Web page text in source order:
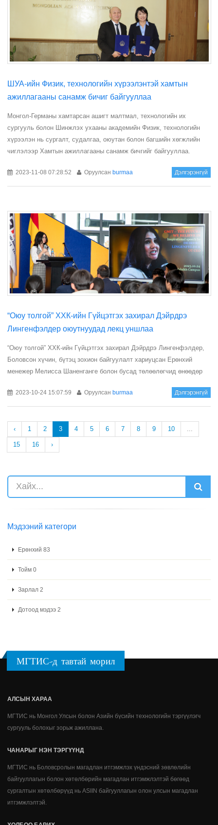
ШУА-ийн Физик, технологийн хүрээлэнтэй хамтын
ажиллагааны санамж бичиг байгууллаа
Монгол-Германы хамтарсан ашигт малтмал, технологийн их
сургууль болон Шинжлэх ухааны академийн Физик, технологийн
хүрээлэн нь сургалт, судалгаа, оюутан болон багшийн хөгжлийн
чиглэлээр Хамтын ажиллагааны санамж бичгийг байгууллаа.
2023-11-08 07:28:52 Оруулсан burmaa Дэлгэрэнгүй
​“Оюу толгой” ХХК-ийн Гүйцэтгэх захирал Дэйрдрэ
Лингенфэлдер оюутнуудад лекц уншлаа
“Оюу толгой” ХХК-ийн Гүйцэтгэх захирал Дэйрдрэ Лингенфэлдер,
Боловсон хүчин, бүтэц зохион байгуулалт хариуцсан Ерөнхий
менежер Мелисса Шаненганге болон бусад төлөөлөгчид өнөөдөр
2023-10-24 15:07:59 Оруулсан burmaa Дэлгэрэнгүй
‹ 1 2 3 4 5 6 7 8 9 10
15 16 ›
Мэдээний категори
Ерөнхий 83
Тойм 0
Зарлал 2
Дотоод мэдээ 2
МГТИС-д тавтай морил
АЛСЫН ХАРАА
МГТИС нь Монгол Улсын болон Азийн бүсийн технологийн тэргүүлэгч
сургууль болохыг зорьж ажиллана.
ЧАНАРЫГ НЭН ТЭРГҮҮНД
МГТИС нь Боловсролын магадлан итгэмжлэх үндэсний зөвлөлийн
байгууллагын болон хөтөлбөрийн магадлан итгэмжлэлтэй бөгөөд
сургалтын хөтөлбөрүүд нь ASIIN байгууллагын олон улсын магадлан
итгэмжлэлтэй.